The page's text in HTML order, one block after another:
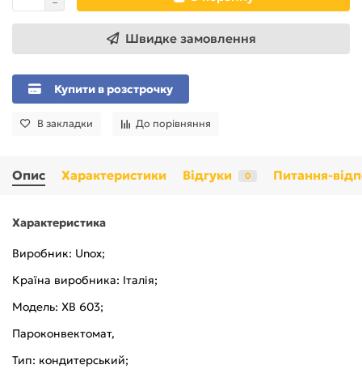
Швидке замовлення
Купити в розстрочку
В закладки До порівняння
Опис Характеристики Відгуки 0 Питання-
Характеристика
Виробник: Unox;
Країна виробника: Італія;
Модель: XB 603;
Пароконвектомат,
Тип: кондитерський;